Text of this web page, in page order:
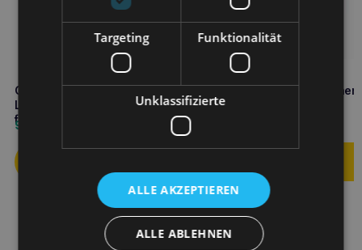
CALIBRA Cat Multipack Adult
Life Pouch 12x85g Soßentüten
für Katzen
9,50
PERRO Gourmet Kaninchen
Karotten 800g
Targeting Funktionalität
Unklassifizierte
ALLE AKZEPTIEREN
ALLE ABLEHNEN